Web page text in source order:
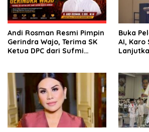
Andi Rosman Resmi Pimpin
Gerindra Wajo, Terima SK
Ketua DPC dari Sufmi
Buka
AI, Karo